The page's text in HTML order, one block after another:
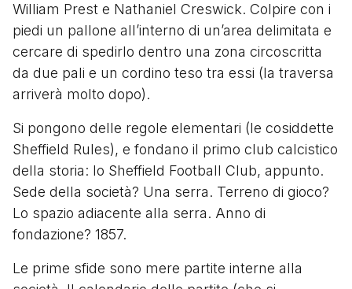
William Prest e Nathaniel Creswick. Colpire con i
piedi un pallone all’interno di un’area delimitata e
cercare di spedirlo dentro una zona circoscritta
da due pali e un cordino teso tra essi (la traversa
arriverà molto dopo).
Si pongono delle regole elementari (le cosiddette
Sheffield Rules), e fondano il primo club calcistico
della storia: lo Sheffield Football Club, appunto.
Sede della società? Una serra. Terreno di gioco?
Lo spazio adiacente alla serra. Anno di
fondazione? 1857.
Le prime sfide sono mere partite interne alla